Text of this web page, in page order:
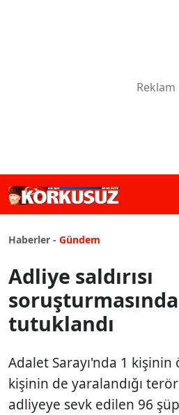
Haberler - Gündem
Adliye saldırısı
tutuklandı
Adalet Sarayı'nda 1
kişinin de yaralandığı terör
adliyeye sevk edilen 96